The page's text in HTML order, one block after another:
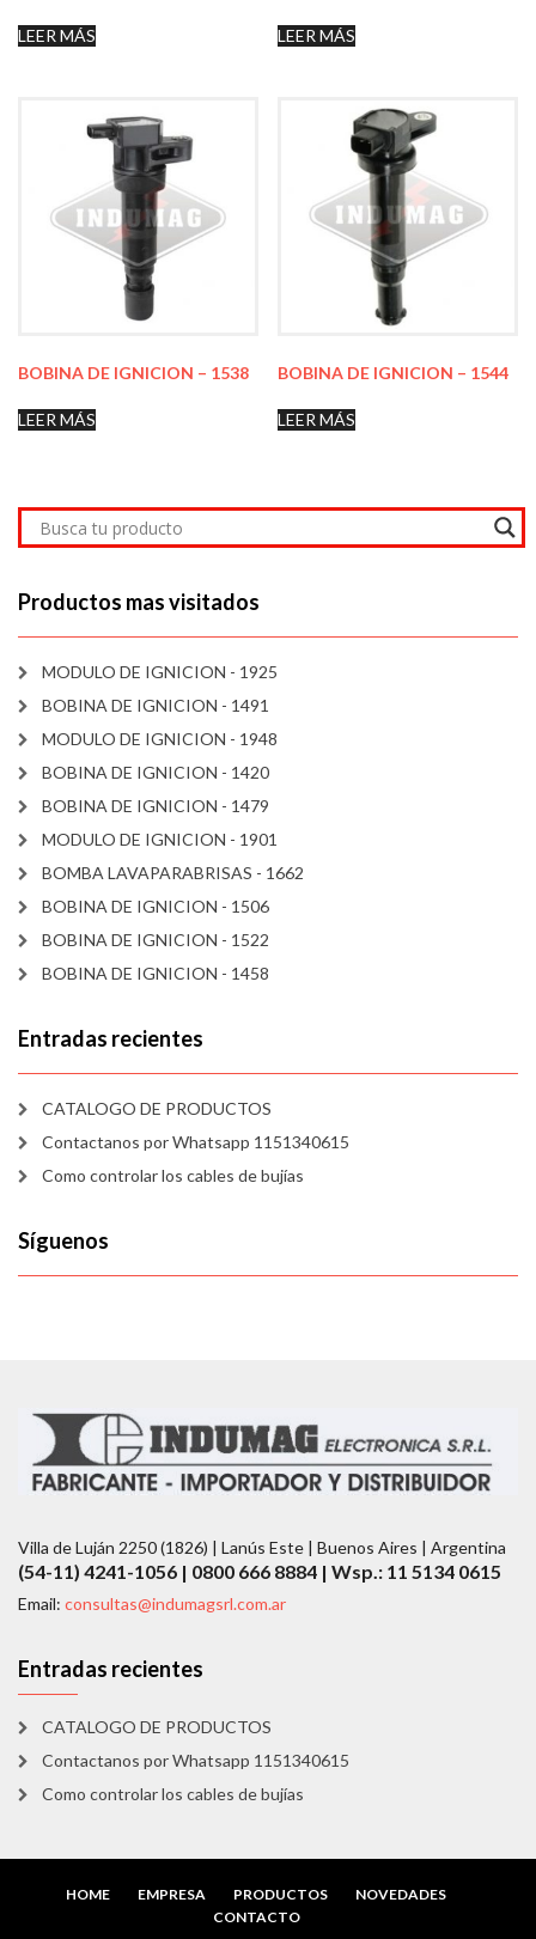
LEER MÁS LEER MÁS
BOBINA DE IGNICION – 1538
LEER MÁS
BOBINA DE IGNICION – 1544
LEER MÁS
Productos mas visitados
MODULO DE IGNICION - 1925
BOBINA DE IGNICION - 1491
MODULO DE IGNICION - 1948
BOBINA DE IGNICION - 1420
BOBINA DE IGNICION - 1479
MODULO DE IGNICION - 1901
BOMBA LAVAPARABRISAS - 1662
BOBINA DE IGNICION - 1506
BOBINA DE IGNICION - 1522
BOBINA DE IGNICION - 1458
Entradas recientes
CATALOGO DE PRODUCTOS
Contactanos por Whatsapp 1151340615
Como controlar los cables de bujías
Síguenos
Villa de Luján 2250 (1826) | Lanús Este | Buenos Aires | Argentina
(54-11) 4241-1056 | 0800 666 8884 | Wsp.: 11 5134 0615
Email: consultas@indumagsrl.com.ar
Entradas recientes
CATALOGO DE PRODUCTOS
Contactanos por Whatsapp 1151340615
Como controlar los cables de bujías
HOME EMPRESA PRODUCTOS
NOVEDADES
CONTACTO